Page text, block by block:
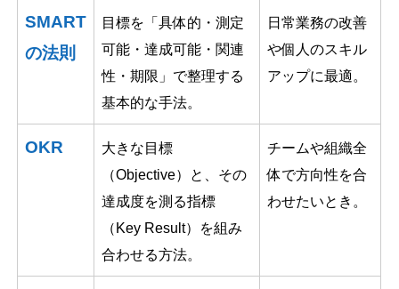
SMART
の法則
目標を「具体的・測定
可能・達成可能・関連
性・期限」で整理する
基本的な手法。
日常業務の改善
や個人のスキル
アップに最適。
OKR
大きな目標
（Objective）と、その
達成度を測る指標
（Key Result）を組み
合わせる方法。
チームや組織全
体で方向性を合
わせたいとき。